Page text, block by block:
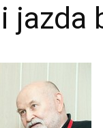
jazda